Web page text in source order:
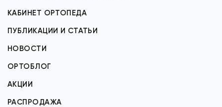
КАБИНЕТ ОРТОПЕДА
ПУБЛИКАЦИИ И СТАТЬИ
НОВОСТИ
ОРТОБЛОГ
АКЦИИ
РАСПРОДАЖА